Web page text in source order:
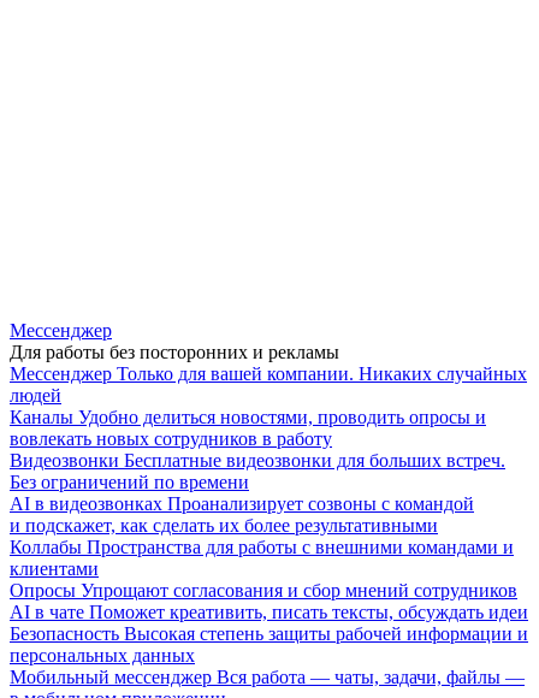
Мессенджер
Для работы без посторонних и рекламы
Мессенджер Только для вашей компании. Никаких случайных
людей
Каналы Удобно делиться новостями, проводить опросы и
вовлекать новых сотрудников в работу
Видеозвонки Бесплатные видеозвонки для больших встреч.
Без ограничений по времени
AI в видеозвонках Проанализирует созвоны с командой
и подскажет, как сделать их более результативными
Коллабы Пространства для работы с внешними командами и
клиентами
Опросы Упрощают согласования и сбор мнений сотрудников
AI в чате Поможет креативить, писать тексты, обсуждать идеи
Безопасность Высокая степень защиты рабочей информации и
персональных данных
Мобильный мессенджер Вся работа — чаты, задачи, файлы —